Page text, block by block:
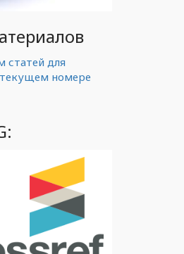
статей для
номере